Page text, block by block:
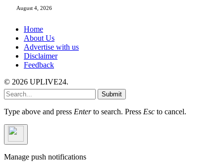
August 4, 2026
Home
About Us
Advertise with us
Disclaimer
Feedback
© 2026 UPLIVE24.
Submit
Type above and press Enterto search. Press Esc to cancel.
Manage push notifications